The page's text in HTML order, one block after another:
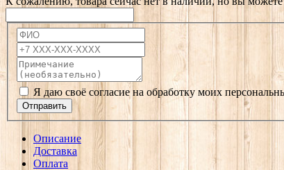
Я даю своё согласие на обработку моих
Отправить
Описание
Доставка
Оплата